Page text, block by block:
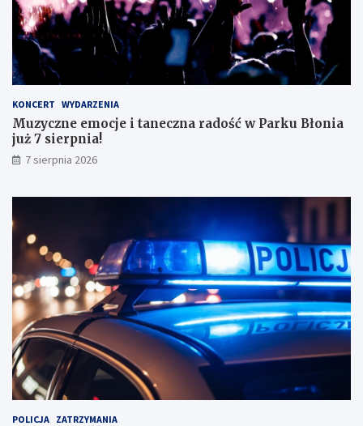
k
o
n
a
ł
m
i
w
y
k
a
m
KONCERT WYDARZENIA
Muzyczne emocje i taneczna radość w Parku Błonia
już 7 sierpnia!
7 sierpnia 2026
POLICJA ZATRZYMANIA